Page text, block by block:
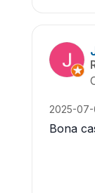
2025-07-
Bona